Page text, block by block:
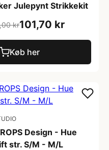
Julepynt Strikkekit
kr101,70 kr
Køb her
Design - Hue
str. S/M - M/L